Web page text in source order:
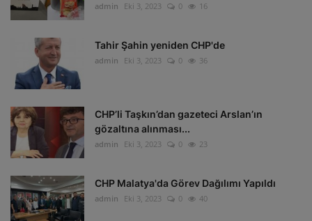
admin Eki 3, 2023 0 16
Tahir Şahin yeniden CHP'de
admin Eki 3, 2023 0 36
CHP’li Taşkın’dan gazeteci Arslan’ın
gözaltına alınması...
admin Eki 3, 2023 0 23
CHP Malatya'da Görev Dağılımı Yapıldı
admin Eki 3, 2023 0 40